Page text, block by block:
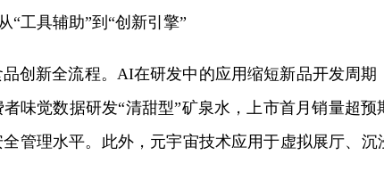
“工具辅助”到“创新引擎”
创新全流程。AI在研发中的应用缩短新品开发周
味觉数据研发“清甜型”矿泉水，上市首月销量超
管理水平。此外，元宇宙技术应用于虚拟展厅、